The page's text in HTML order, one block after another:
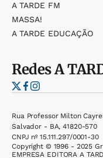
A TARDE FM
MASSA!
A TARDE EDUCAÇÃO
RedesA
Rua Professor Milton
Salvador - BA, 41820-570
CNPJ nº 15.111.297/0001-30
Copyright © 1996 - 2025
EMPRESA EDITORA A